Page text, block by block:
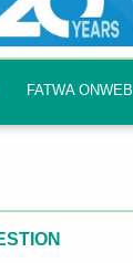
FATWA ONWEB